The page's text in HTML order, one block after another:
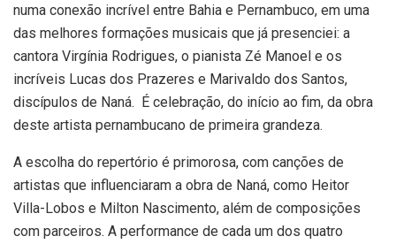
numa conexão incrível entre Bahia e Pernambuco, em uma
das melhores formações musicais que já presenciei: a
cantora Virgínia Rodrigues, o pianista Zé Manoel e os
incríveis Lucas dos Prazeres e Marivaldo dos Santos,
discípulos de Naná. É celebração, do início ao fim, da obra
deste artista pernambucano de primeira grandeza.
A escolha do repertório é primorosa, com canções de
artistas que influenciaram a obra de Naná, como Heitor
Villa-Lobos e Milton Nascimento, além de composições
com parceiros. A performance de cada um dos quatro